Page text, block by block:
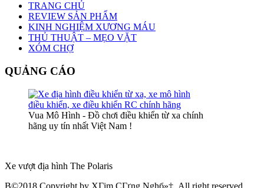
TRANG CHỦ
REVIEW SẢN PHẨM
KINH NGHIỆM XƯƠNG MÁU
THỦ THUẬT – MẸO VẶT
XÓM CHỢ
QUẢNG CÁO
Vua Mô Hình - Đồ chơi điều khiển từ xa chính
hãng uy tín nhất Việt Nam !
Xe vượt địa hình The Polaris
В©2018 Copyright by XГіm CГґng Nghб»‡. All right reserved.